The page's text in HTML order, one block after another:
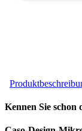
Kennen Sie schon